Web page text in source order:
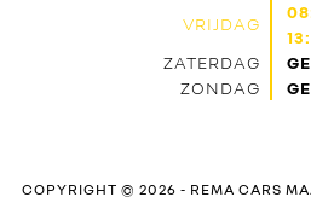
VRIJDAG
ZATERDAG
ZONDAG
COPYRIGHT © 2026 - REMA CARS